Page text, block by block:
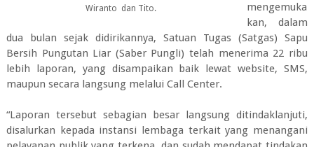
Wiranto dan Tito.
mengemuka
kan, dalam
dua bulan sejak didirikannya, Satuan Tugas (Satgas) Sapu
Bersih Pungutan Liar (Saber Pungli) telah menerima 22 ribu
lebih laporan, yang disampaikan baik lewat website, SMS,
maupun secara langsung melalui Call Center.
“Laporan tersebut sebagian besar langsung ditindaklanjuti,
disalurkan kepada instansi lembaga terkait yang menangani